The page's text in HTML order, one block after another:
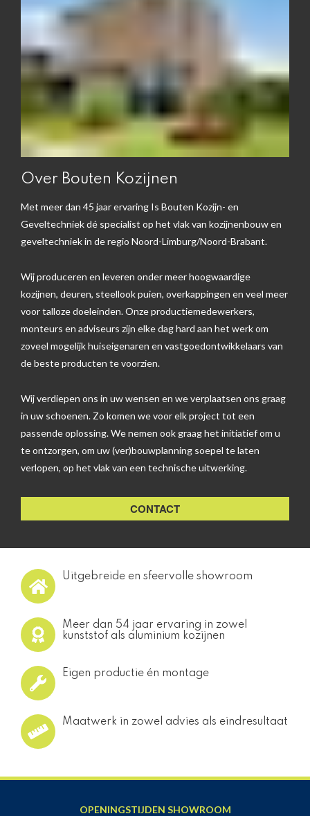
Over Bouten Kozijnen
Met meer dan 45 jaar ervaring Is Bouten Kozijn- en
Geveltechniek dé specialist op het vlak van kozijnenbouw en
geveltechniek in de regio Noord-Limburg/Noord-Brabant.
Wij produceren en leveren onder meer hoogwaardige
kozijnen, deuren, steellook puien, overkappingen en veel meer
voor talloze doeleinden. Onze productiemedewerkers,
monteurs en adviseurs zijn elke dag hard aan het werk om
zoveel mogelijk huiseigenaren en vastgoedontwikkelaars van
de beste producten te voorzien.
Wij verdiepen ons in uw wensen en we verplaatsen ons graag
in uw schoenen. Zo komen we voor elk project tot een
passende oplossing. We nemen ook graag het initiatief om u
te ontzorgen, om uw (ver)bouwplanning soepel te laten
verlopen, op het vlak van een technische uitwerking.
CONTACT
Uitgebreide en sfeervolle showroom
Meer dan 54 jaar ervaring in zowel
kunststof als aluminium kozijnen
Eigen productie én montage
Maatwerk in zowel advies als eindresultaat
OPENINGSTIJDEN SHOWROOM